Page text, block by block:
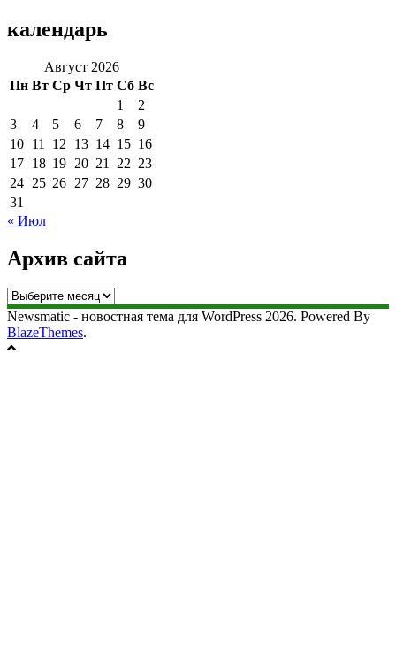
календарь
Август 2026
Пн Вт Ср Чт Пт Сб Вс
1
2
3
4 5 6 7 8
9
10 11 12 13 14 15 16
17 18 19 20 21 22 23
24 25 26 27 28 29 30
31
« Июл
Архив сайта
Архив
сайта
Newsmatic - новостная тема для WordPress 2026. Powered By
BlazeThemes.